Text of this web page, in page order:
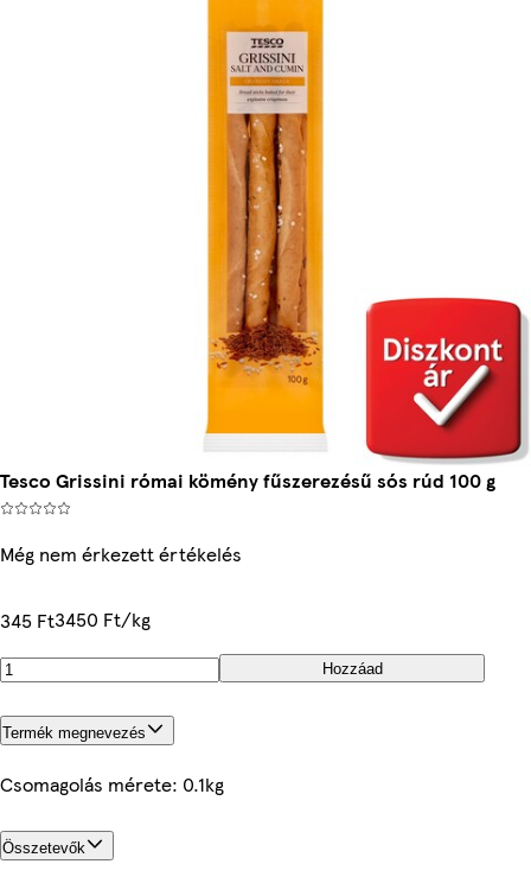
Tesco Grissini római kömény fűszerezésű sós rúd 100 g
Még nem érkezett értékelés
345 Ft3450 Ft/kg
Hozzáad
Termék megnevezés
Csomagolás mérete: 0.1kg
Összetevők